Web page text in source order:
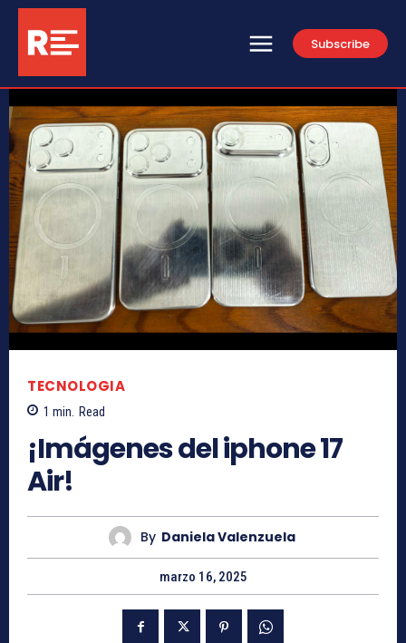
Subscribe
TECNOLOGIA
1 min. Read
¡Imágenes del iphone 17
Air!
By Daniela Valenzuela
marzo 16, 2025